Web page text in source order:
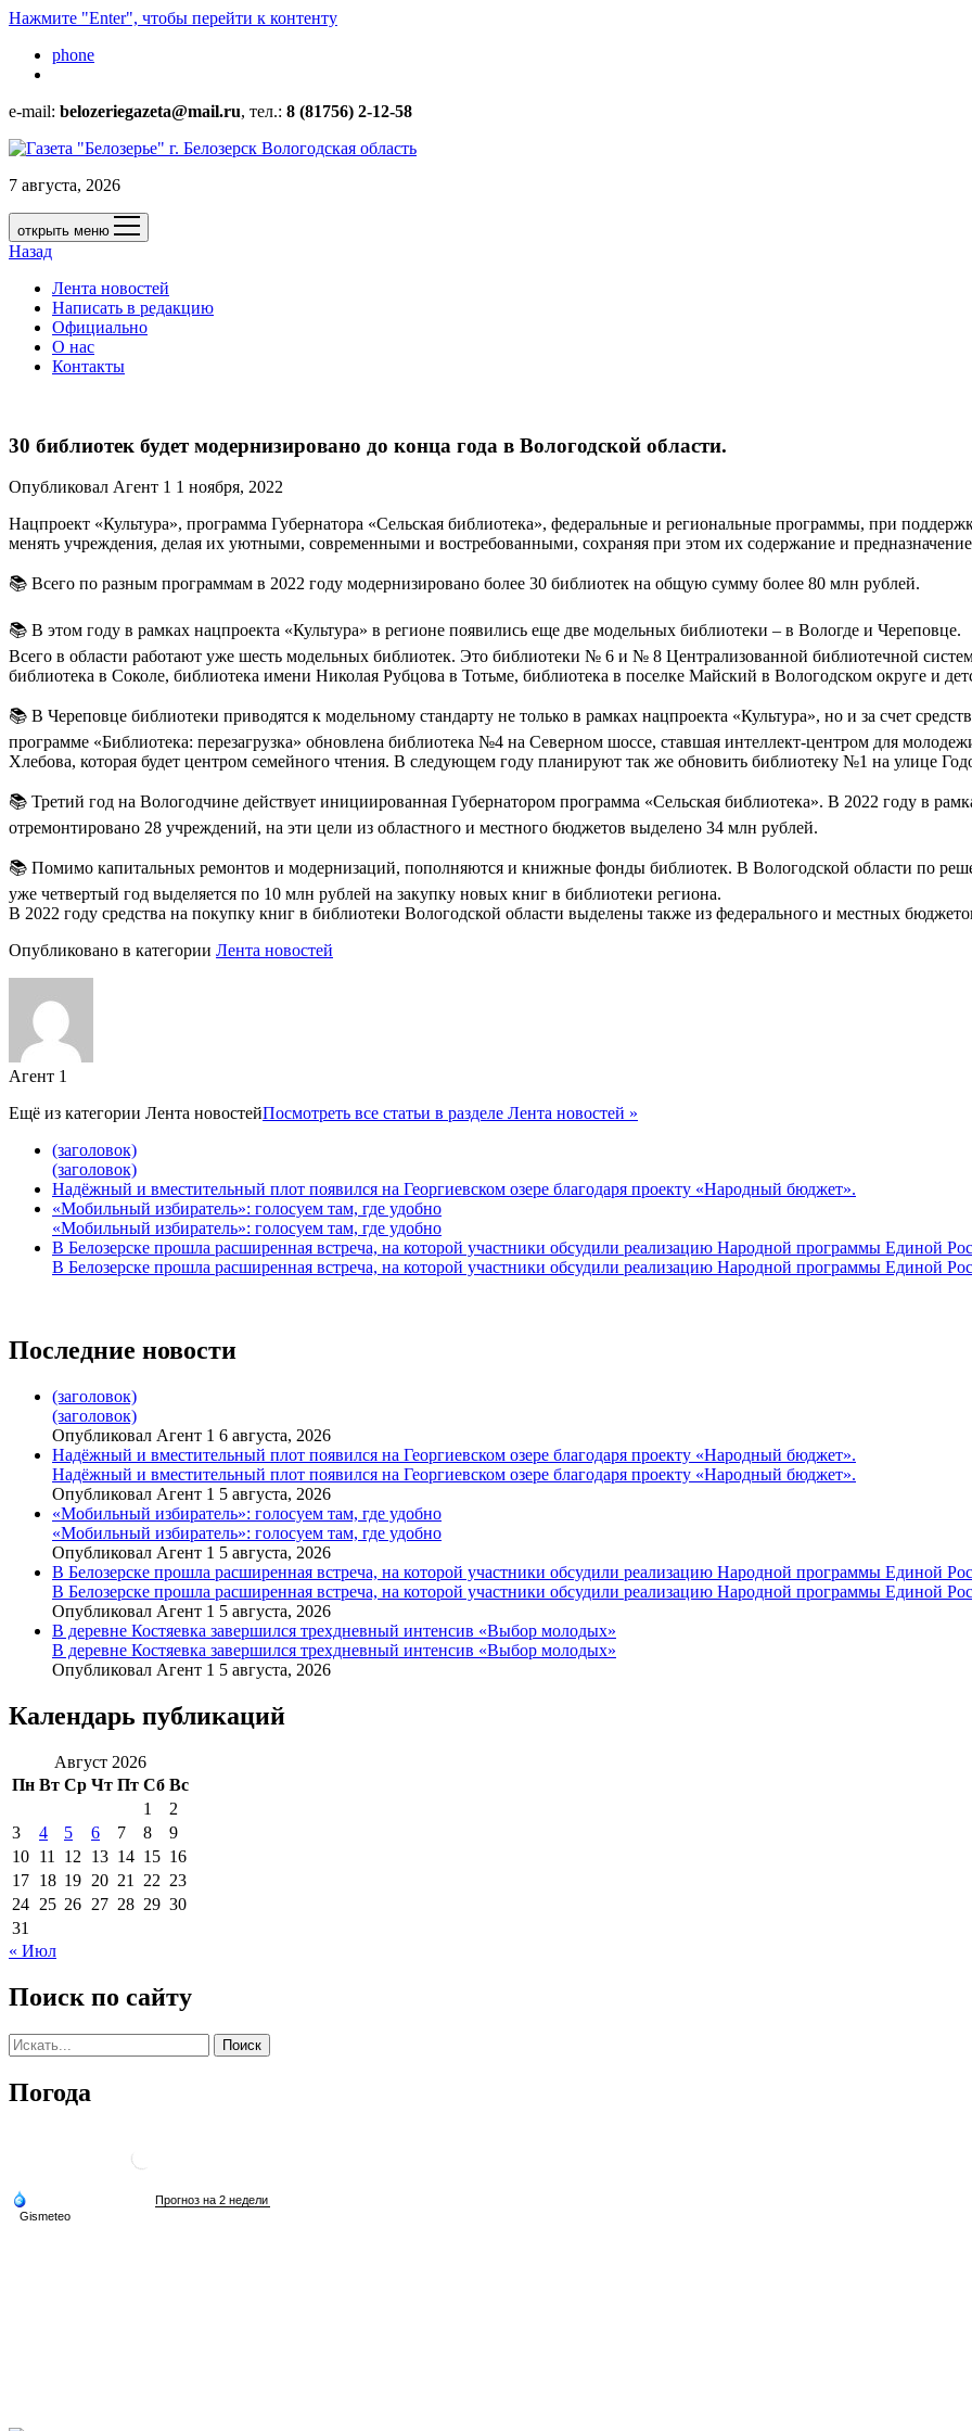
Нажмите "Enter", чтобы перейти к контенту
phone
e-mail: belozeriegazeta@mail.ru, тел.: 8 (81756) 2-12-58
7 августа, 2026
открыть меню
Назад
Лента новостей
Написать в редакцию
Официально
О нас
Контакты
30 библиотек будет модернизировано до конца года в Вологодской области.
Опубликовал Агент 1 1 ноября, 2022
Нацпроект «Культура», программа Губернатора «Сельская библиотека», федеральные и региональные программы, при
менять учреждения, делая их уютными, современными и востребованными, сохраняя при этом их содержание и
📚 Всего по разным программам в 2022 году модернизировано более 30 библиотек на общую сумму более 80 млн рублей.
📚 В этом году в рамках нацпроекта «Культура» в регионе появились еще две модельных библиотеки – в Вологде и Череповце.
Всего в области работают уже шесть модельных библиотек. Это библиотеки № 6 и № 8 Централизованной библиотечной
библиотека в Соколе, библиотека имени Николая Рубцова в Тотьме, библиотека в поселке Майский в Вологодском округе и
📚 В Череповце библиотеки приводятся к модельному стандарту не только в рамках нацпроекта «Культура», но и за счет
программе «Библиотека: перезагрузка» обновлена библиотека №4 на Северном шоссе, ставшая интеллект-центром для
Хлебова, которая будет центром семейного чтения. В следующем году планируют так же обновить библиотеку №1 на улице
📚 Третий год на Вологодчине действует инициированная Губернатором программа «Сельская библиотека». В 2022 году в
отремонтировано 28 учреждений, на эти цели из областного и местного бюджетов выделено 34 млн рублей.
📚 Помимо капитальных ремонтов и модернизаций, пополняются и книжные фонды библиотек. В Вологодской области по
уже четвертый год выделяется по 10 млн рублей на закупку новых книг в библиотеки региона.
В 2022 году средства на покупку книг в библиотеки Вологодской области выделены также из федерального и местных
Опубликовано в категории Лента новостей
Агент 1
Ещё из категории Лента новостейПосмотреть все статьи в разделе Лента новостей »
(заголовок)
(заголовок)
Надёжный и вместительный плот появился на Георгиевском озере благодаря проекту «Народный бюджет».
«Мобильный избиратель»: голосуем там, где удобно
«Мобильный избиратель»: голосуем там, где удобно
В Белозерске прошла расширенная встреча, на которой участники обсудили реализацию Народной программы Единой
В Белозерске прошла расширенная встреча, на которой участники обсудили реализацию Народной программы Единой
Последние новости
(заголовок)
(заголовок)
Опубликовал Агент 1 6 августа, 2026
Надёжный и вместительный плот появился на Георгиевском озере благодаря проекту «Народный бюджет».
Надёжный и вместительный плот появился на Георгиевском озере благодаря проекту «Народный бюджет».
Опубликовал Агент 1 5 августа, 2026
«Мобильный избиратель»: голосуем там, где удобно
«Мобильный избиратель»: голосуем там, где удобно
Опубликовал Агент 1 5 августа, 2026
В Белозерске прошла расширенная встреча, на которой участники обсудили реализацию Народной программы Единой
В Белозерске прошла расширенная встреча, на которой участники обсудили реализацию Народной программы Единой
Опубликовал Агент 1 5 августа, 2026
В деревне Костяевка завершился трехдневный интенсив «Выбор молодых»
В деревне Костяевка завершился трехдневный интенсив «Выбор молодых»
Опубликовал Агент 1 5 августа, 2026
Календарь публикаций
Август 2026
Пн Вт Ср Чт Пт Сб Вс
1
2
3
4 5 6 7 8
9
10 11 12 13 14 15 16
17 18 19 20 21 22 23
24 25 26 27 28 29 30
31
« Июл
Поиск по сайту
Погода